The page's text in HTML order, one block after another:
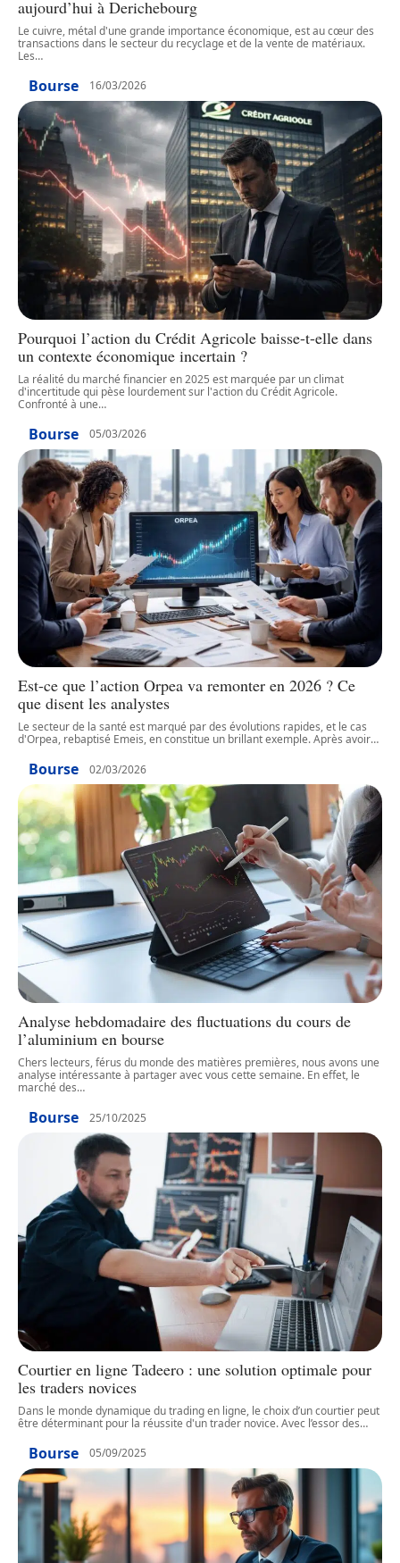
aujourd’hui à Derichebourg
Le cuivre, métal d'une grande importance économique, est au cœur des
transactions dans le secteur du recyclage et de la vente de matériaux.
Les…
Bourse 16/03/2026
Pourquoi l’action du Crédit Agricole baisse-t-elle dans
un contexte économique incertain ?
La réalité du marché financier en 2025 est marquée par un climat
d'incertitude qui pèse lourdement sur l'action du Crédit Agricole.
Confronté à une…
Bourse 05/03/2026
Est-ce que l’action Orpea va remonter en 2026 ? Ce
que disent les analystes
Le secteur de la santé est marqué par des évolutions rapides, et le cas
d'Orpea, rebaptisé Emeis, en constitue un brillant exemple. Après avoir…
Bourse 02/03/2026
Analyse hebdomadaire des fluctuations du cours de
l’aluminium en bourse
Chers lecteurs, férus du monde des matières premières, nous avons une
analyse intéressante à partager avec vous cette semaine. En effet, le
marché des…
Bourse 25/10/2025
Courtier en ligne Tadeero : une solution optimale pour
les traders novices
Dans le monde dynamique du trading en ligne, le choix d’un courtier peut
être déterminant pour la réussite d'un trader novice. Avec l’essor des…
Bourse 05/09/2025